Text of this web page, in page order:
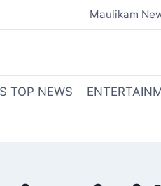
Maulikam
TOP NEWS